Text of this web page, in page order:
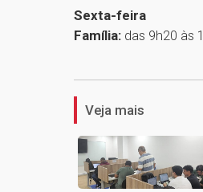
Sexta-feira
Família: das 9h20 às
Veja mais